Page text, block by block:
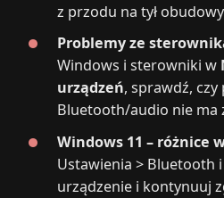
z przodu na tył
Problemy ze
Windows i sterowniki w
urządzeń, sprawdź,
Bluetooth/audio nie ma
Windows 11 – różnice
Ustawienia > Bluetooth
urządzenie i kontynuuj